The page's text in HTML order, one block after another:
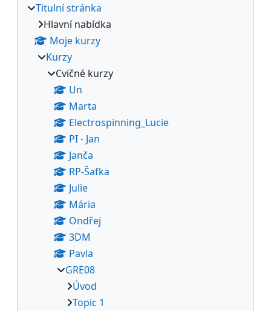
Titulní stránka
Hlavní nabídka
Moje kurzy
Kurzy
Cvičné kurzy
Un
Marta
Electrospinning_Lucie
PI - Jan
Janča
RP-Šafka
Julie
Mária
Ondřej
3DM
Pavla
GRE08
Úvod
Topic 1